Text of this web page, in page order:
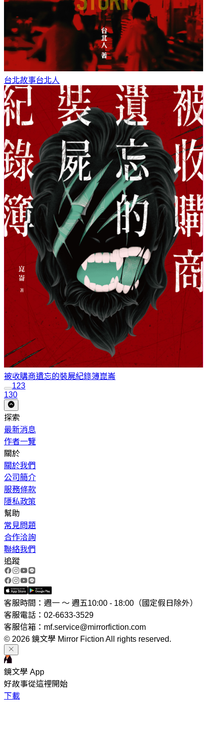
台北故事台北人
被收購商遺忘的裝屍紀錄簿崑崙
123
130
探索
最新消息
作者一覽
關於
關於我們
公司簡介
服務條款
隱私政策
幫助
常見問題
合作洽詢
聯絡我們
追蹤
客服時間：週一 ～ 週五10:00 - 18:00（國定假日除外）
客服電話：02-6633-3529
客服信箱：mf.service@mirrorfiction.com
© 2026 鏡文學 Mirror Fiction All rights reserved.
鏡文學 App
好故事從這裡開始
下載